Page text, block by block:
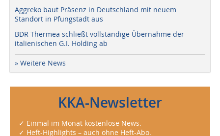
Aggreko baut Präsenz in Deutschland mit neuem
Standort in Pfungstadt aus
BDR Thermea schließt vollständige Übernahme der
italienischen G.I. Holding ab
» Weitere News
KKA-Newsletter
✓ Einmal im Monat kostenlose News.
✓ Heft-Highlights – auch ohne Heft-Abo.